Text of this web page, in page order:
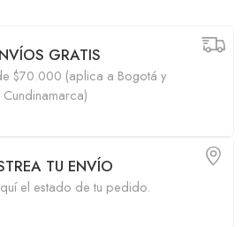
GRATIS
$70.000 (aplica a Bogotá y
Cundinamarca)
TU ENVÍO
el estado de tu pedido.